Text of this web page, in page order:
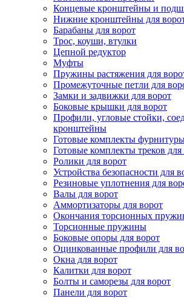
Концевые кронштейны и
Нижние кронштейны для
Барабаны для ворот
Трос, коуши, втулки
Цепной редуктор
Муфты
Пружины растяжения для
Промежуточные петли для
Замки и задвижки для ворот
Боковые крышки для ворот
Профили, угловые стойки,
кронштейны
Готовые комплекты
Готовые комплекты треков для
Ролики для ворот
Устройства безопасности для
Резиновые уплотнения для
Валы для ворот
Аммортизаторы для ворот
Окончания торсионных
Торсионные пружины
Боковые опоры для ворот
Оцинкованные профили для
Окна для ворот
Калитки для ворот
Болты и саморезы для ворот
Панели для ворот